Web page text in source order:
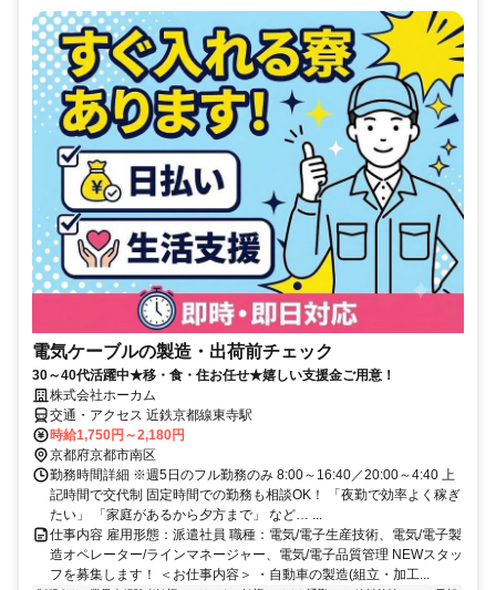
電気ケーブルの製造・出荷前チェック
30～40代活躍中★移・食・住お任せ★嬉しい支援金ご用意！
株式会社ホーカム
交通・アクセス 近鉄京都線東寺駅
時給1,750円～2,180円
京都府京都市南区
勤務時間詳細 ※週5日のフル勤務のみ 8:00～16:40／20:00～4:40 上
記時間で交代制 固定時間での勤務も相談OK！ 「夜勤で効率よく稼ぎ
たい」 「家庭があるから夕方まで」 など… ...
仕事内容 雇用形態：派遣社員 職種：電気/電子生産技術、電気/電子製
造オペレーター/ラインマネージャー、電気/電子品質管理 NEWスタッ
フを募集します！ ＜お仕事内容＞ ・自動車の製造(組立・加工...